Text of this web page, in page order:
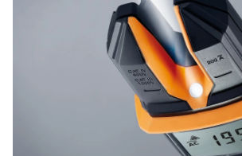
a resolução é de 0,1 V, a precisão
1,5% do valor medido + 3 dígitos.
mãos, o que significa que evita tocar
eléctrodos de teste que estão sob
instrumentos de teste cumprem os
segurança e possuem os selos CSA e
Antes de testar a tensão, vale a pena
funcionamento. Para tal, o instrumento é
de corrente já conhecida e verifica-se